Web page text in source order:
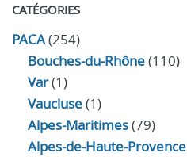
CATÉGORIES
PACA(254)
Bouches-du-Rhône(110)
Var(1)
Vaucluse(1)
Alpes-Maritimes(79)
Alpes-de-Haute-Provence